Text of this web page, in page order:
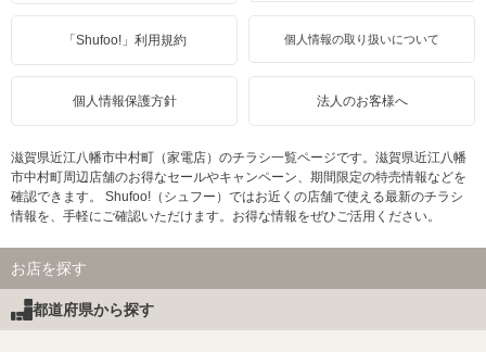
「Shufoo!」利用規約 個人情報の取り扱いについて
個人情報保護方針 法人のお客様へ
滋賀県近江八幡市中村町（家電店）のチラシ一覧ページです。滋賀県近江八幡
市中村町周辺店舗のお得なセールやキャンペーン、期間限定の特売情報などを
確認できます。 Shufoo!（シュフー）ではお近くの店舗で使える最新のチラシ
情報を、手軽にご確認いただけます。お得な情報をぜひご活用ください。
お店を探す
都道府県から探す